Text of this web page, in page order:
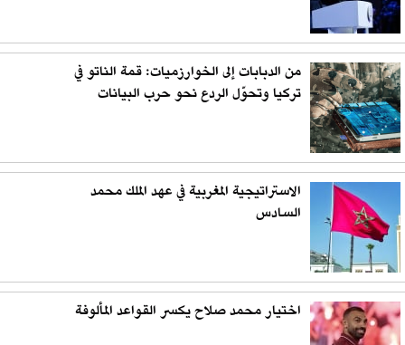
من الدبابات إلى الخوارزميات: قمة الناتو في
تركيا وتحوّل الردع نحو حرب البيانات
الاستراتيجية المغربية في عهد الملك محمد
السادس
اختيار محمد صلاح يكسر القواعد المألوفة